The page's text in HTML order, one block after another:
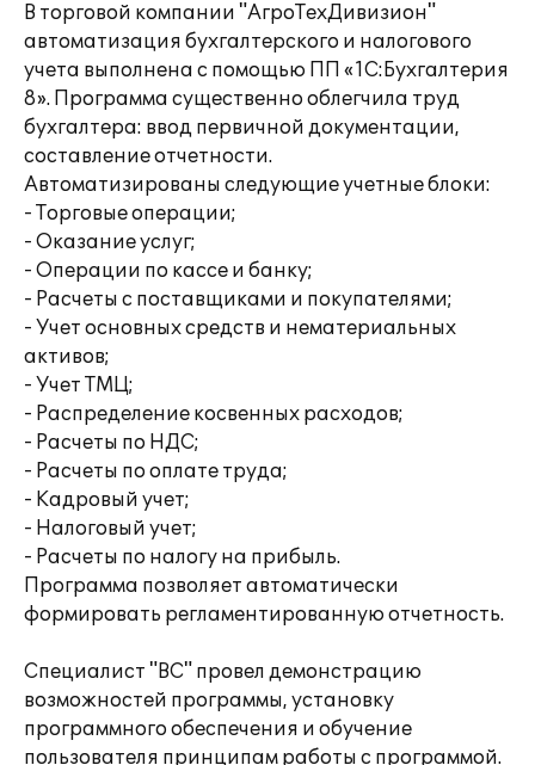
В торговой компании "АгроТехДивизион"
автоматизация бухгалтерского и налогового
учета выполнена с помощью ПП «1С:Бухгалтерия
8». Программа существенно облегчила труд
бухгалтера: ввод первичной документации,
составление отчетности.
Автоматизированы следующие учетные блоки:
- Торговые операции;
- Оказание услуг;
- Операции по кассе и банку;
- Расчеты с поставщиками и покупателями;
- Учет основных средств и нематериальных
активов;
- Учет ТМЦ;
- Распределение косвенных расходов;
- Расчеты по НДС;
- Расчеты по оплате труда;
- Кадровый учет;
- Налоговый учет;
- Расчеты по налогу на прибыль.
Программа позволяет автоматически
формировать регламентированную отчетность.
Специалист "ВС" провел демонстрацию
возможностей программы, установку
программного обеспечения и обучение
пользователя принципам работы с программой.